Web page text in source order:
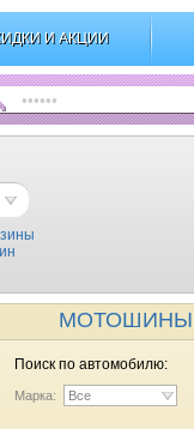
И АКЦИИ
МОТОШИНЫ
Поиск по автомобилю:
Марка: Все